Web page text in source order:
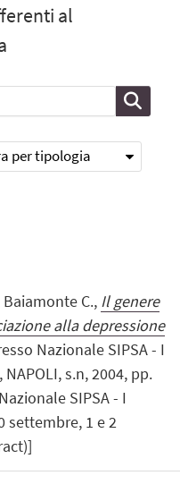
al
per tipologia
Baiamonte C., Il genere
alla depressione
Nazionale SIPSA - I
s.n, 2004, pp.
SIPSA - I
settembre, 1 e 2